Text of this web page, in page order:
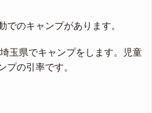
でのキャンプがあります。
玉県でキャンプをします。児童
プの引率です。